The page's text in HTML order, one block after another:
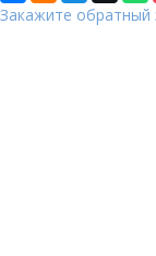
Закажите обратный